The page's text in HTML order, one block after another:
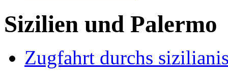
Sizilien und Palermo
Zugfahrt durchs